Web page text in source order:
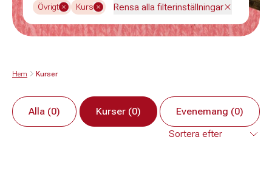
Övrigt Kurs Rensa alla filterinställningar
Hem Kurser
Alla (0) Kurser (0) Evenemang (0)